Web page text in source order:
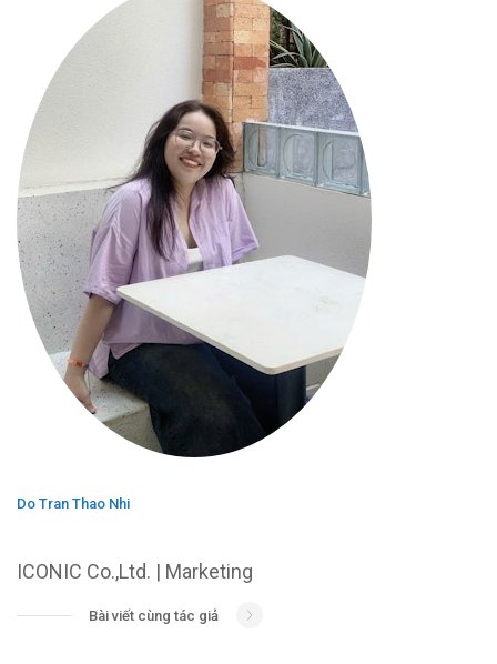
Do Tran Thao Nhi
ICONIC Co.,Ltd. | Marketing
Bài viết cùng tác giả